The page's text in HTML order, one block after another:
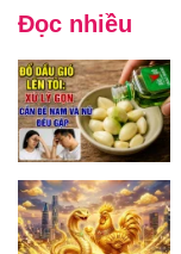
Đọc nhiều